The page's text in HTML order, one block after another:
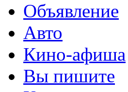
Объявление
Авто
Кино-афиша
Вы пишите